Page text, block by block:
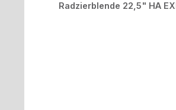
Radzierblende 22,5" HA